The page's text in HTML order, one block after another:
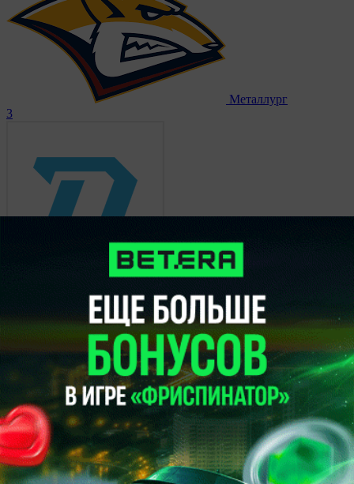
Металлург
3
Динамо Минск
13 декабря 2020, 00:00
КХЛ.
Металлург
0